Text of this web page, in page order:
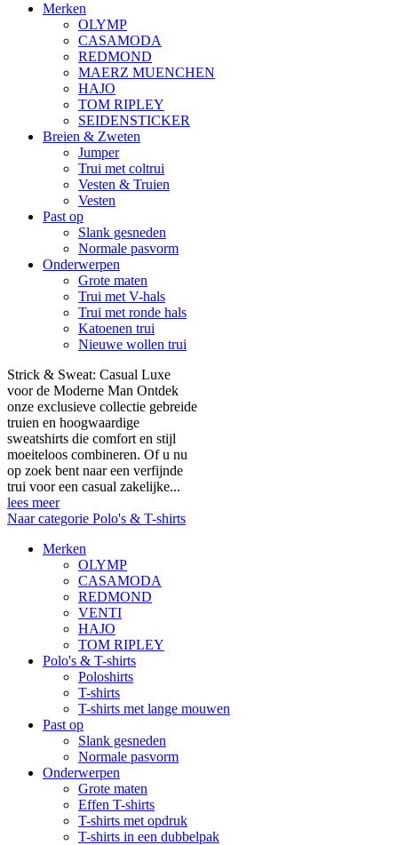
Merken
OLYMP
CASAMODA
REDMOND
MAERZ MUENCHEN
HAJO
TOM RIPLEY
SEIDENSTICKER
Breien & Zweten
Jumper
Trui met coltrui
Vesten & Truien
Vesten
Past op
Slank gesneden
Normale pasvorm
Onderwerpen
Grote maten
Trui met V-hals
Trui met ronde hals
Katoenen trui
Nieuwe wollen trui
Strick & Sweat: Casual Luxe
voor de Moderne Man Ontdek
onze exclusieve collectie gebreide
truien en hoogwaardige
sweatshirts die comfort en stijl
moeiteloos combineren. Of u nu
op zoek bent naar een verfijnde
trui voor een casual zakelijke...
lees meer
Naar categorie Polo's & T-shirts
Merken
OLYMP
CASAMODA
REDMOND
VENTI
HAJO
TOM RIPLEY
Polo's & T-shirts
Poloshirts
T-shirts
T-shirts met lange mouwen
Past op
Slank gesneden
Normale pasvorm
Onderwerpen
Grote maten
Effen T-shirts
T-shirts met opdruk
T-shirts in een dubbelpak